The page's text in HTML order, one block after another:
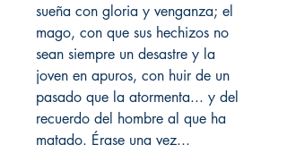
sueña con gloria y venganza; el
mago, con que sus hechizos no
sean siempre un desastre y la
joven en apuros, con huir de un
pasado que la atormenta... y del
recuerdo del hombre al que ha
matado. Érase una vez...